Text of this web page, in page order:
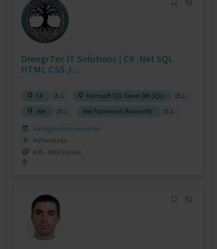
DrengrTec IT Solutions | C# .Net SQL
HTML CSS J...
C# 15 J. Microsoft SQL-Server (MS SQL)
15 J.
.Net
15 J. .Net Framework (Microsoft) 15 J.
Verfügbarkeit einsehen
0
Referenzen
€45 - €80/Stunde